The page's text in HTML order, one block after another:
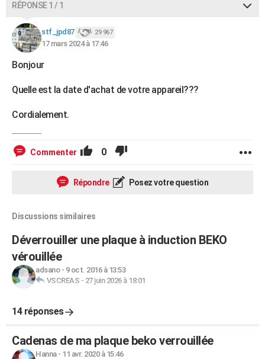
RÉPONSE 1 / 1
stf_jpd87 29 967
17 mars 2024 à 17:46
Bonjour
Quelle est la date d'achat de votre appareil???
Cordialement.
Commenter 0
Répondre Posez votre question
Discussions similaires
Déverrouiller une plaque à induction BEKO
vérouillée
adsano- 9 oct. 2016 à 13:53
VSCREAS - 27 juin 2026 à 18:01
14 réponses
Cadenas de ma plaque beko verrouillée
Hanna- 11 avr. 2020 à 15:46